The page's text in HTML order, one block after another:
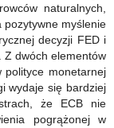
naturalnych,
pozytywne myślenie
decyzji FED i
Z dwóch elementów
polityce monetarnej
wydaje się bardziej
że ECB nie
pogrążonej w